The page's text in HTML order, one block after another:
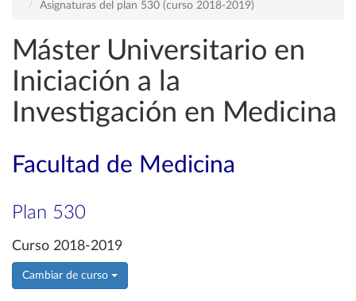
Asignaturas del plan 530 (curso 2018-2019)
Máster Universitario en
Iniciación a la
Investigación en Medicina
Facultad de Medicina
Plan 530
Curso 2018-2019
Cambiar de curso